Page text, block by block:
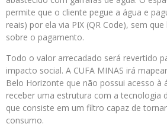
permite que o cliente pegue a água e
reais) por ela via PIX (QR Code), sem
sobre o pagamento.
Todo o valor arrecadado será revertido
impacto social. A CUFA MINAS irá
Belo Horizonte que não possui acesso à
receber uma estrutura com a tecnologia
que consiste em um filtro capaz de
consumo.